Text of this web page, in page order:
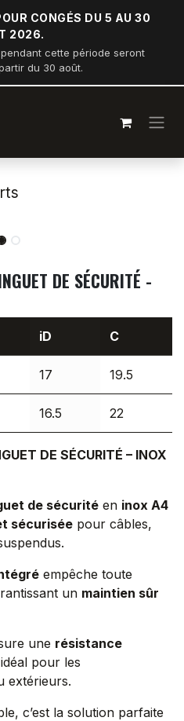
CONGÉS DU 5 AU 30
2026.
cette période seront
du 30 août.
DE SÉCURITÉ -
iD C
17 19.5
16.5 22
DE SÉCURITÉ – INOX
de sécurité en inox A4
sécurisée pour câbles,
empêche toute
un maintien sûr
une résistance
pour les
extérieurs.
c’est la solution parfaite